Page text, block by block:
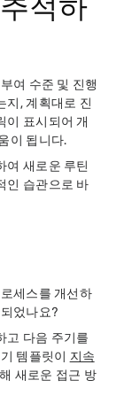
적하
여 수준 및 진행
지, 계획대로 진
이 표시되어 개
이 됩니다.
여 새로운 루틴
인 습관으로 바
세스를 개선하
었나요?
고 다음 주기를
템플릿이 지속
새로운 접근 방